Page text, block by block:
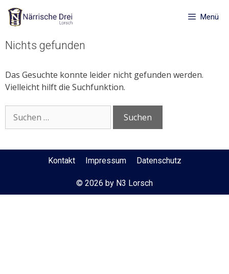
Zum
Inhalt
springen
Menü
Nichts gefunden
Das Gesuchte konnte leider nicht gefunden werden.
Vielleicht hilft die Suchfunktion.
nach:
Kontakt Impressum Datenschutz
© 2026 by N3 Lorsch